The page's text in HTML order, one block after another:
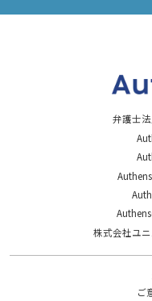
弁護士
株式会社ユ
ご